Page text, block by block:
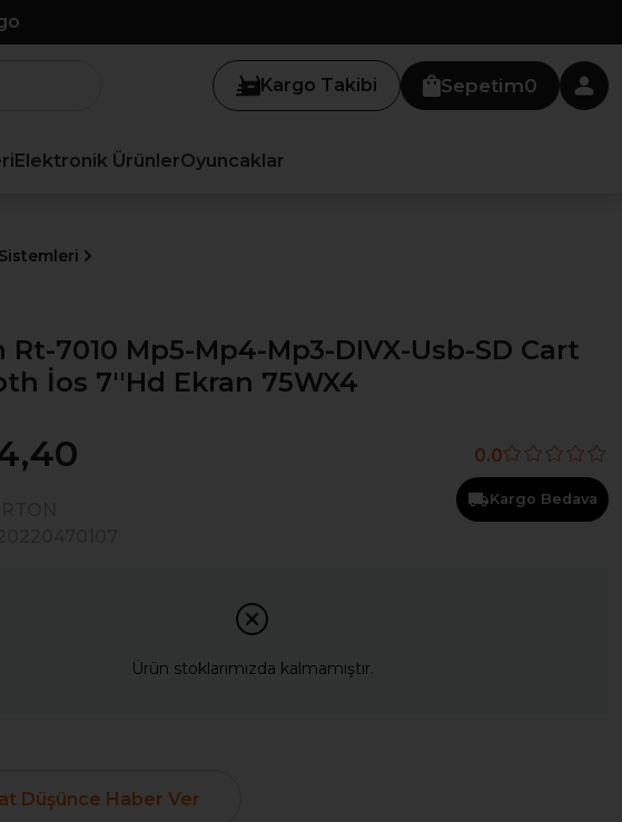
Kargo Takibi Sepetim0
Elektronik ÜrünlerOyuncaklar
Rt-7010 Mp5-Mp4-Mp3-DIVX-Usb-SD Cart
İos 7''Hd Ekran 75WX4
0.0
Kargo Bedava
Ürün stoklarımızda kalmamıştır.
Düşünce Haber Ver